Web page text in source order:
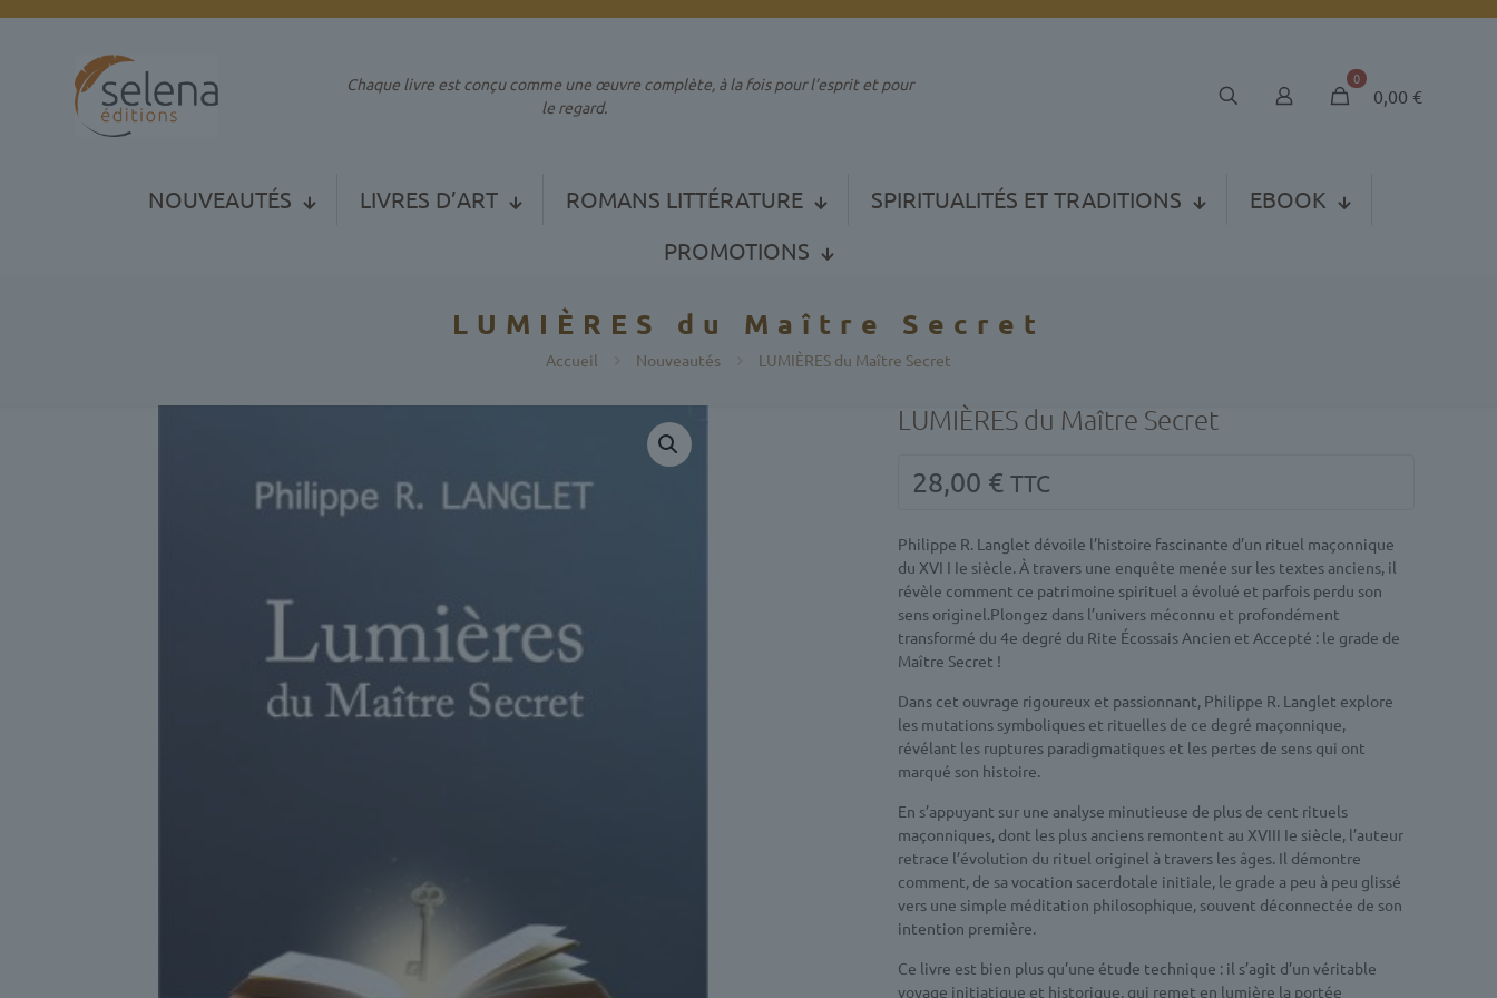
Chaque livre est conçu comme une œuvre complète, à la fois pour l’esprit et pour
le regard.
0
0,00 €
NOUVEAUTÉS LIVRES D’ART ROMANS LITTÉRATURE SPIRITUALITÉS ET TRADITIONS
EBOOK
PROMOTIONS
LUMIÈRES du Maître Secret
Accueil Nouveautés LUMIÈRES du Maître Secret
LUMIÈRES du Maître Secret
28,00 € TTC
Philippe R. Langlet dévoile l’histoire fascinante d’un rituel maçonnique
du XVI I Ie siècle. À travers une enquête menée sur les textes anciens, il
révèle comment ce patrimoine spirituel a évolué et parfois perdu son
sens originel.Plongez dans l’univers méconnu et profondément
transformé du 4e degré du Rite Écossais Ancien et Accepté : le grade de
Maître Secret !
Dans cet ouvrage rigoureux et passionnant, Philippe R. Langlet explore
les mutations symboliques et rituelles de ce degré maçonnique,
révélant les ruptures paradigmatiques et les pertes de sens qui ont
marqué son histoire.
En s’appuyant sur une analyse minutieuse de plus de cent rituels
maçonniques, dont les plus anciens remontent au XVIII Ie siècle, l’auteur
retrace l’évolution du rituel originel à travers les âges. Il démontre
comment, de sa vocation sacerdotale initiale, le grade a peu à peu glissé
vers une simple méditation philosophique, souvent déconnectée de son
intention première.
Ce livre est bien plus qu’une étude technique : il s’agit d’un véritable
voyage initiatique et historique, qui remet en lumière la portée